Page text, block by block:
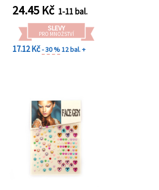
24.45Kč 1-11 bal.
SLEVY
PRO MNOŽSTVÍ
17.12 Kč- 30 %12 bal. +